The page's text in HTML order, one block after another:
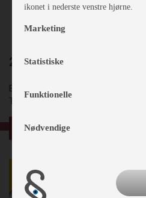
2024 Weinsberg CaraOne
Egenvægt
Totalvægt
kr.199.100
NY
ikonet i nederste venstre hjørne.
Marketing
Statistiske
Funktionelle
Nødvendige